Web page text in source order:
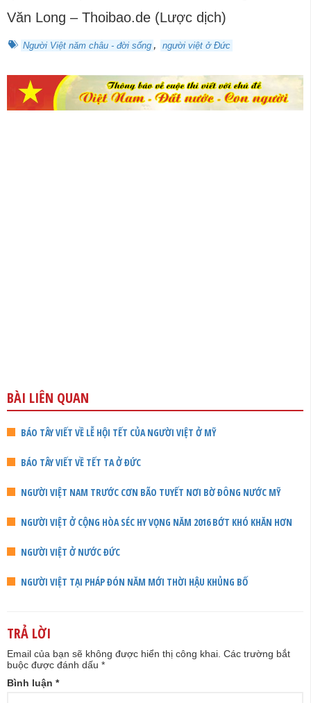
Văn Long – Thoibao.de (Lược dịch)
Người Việt năm châu - đời sống , người việt ở Đức
BÀI LIÊN QUAN
BÁO TÂY VIẾT VỀ LỄ HỘI TẾT CỦA NGƯỜI VIỆT Ở MỸ
BÁO TÂY VIẾT VỀ TẾT TA Ở ĐỨC
NGƯỜI VIỆT NAM TRƯỚC CƠN BÃO TUYẾT NƠI BỜ ĐÔNG NƯỚC MỸ
NGƯỜI VIỆT Ở CỘNG HÒA SÉC HY VỌNG NĂM 2016 BỚT KHÓ KHĂN HƠN
NGƯỜI VIỆT Ở NƯỚC ĐỨC
NGƯỜI VIỆT TẠI PHÁP ĐÓN NĂM MỚI THỜI HẬU KHỦNG BỐ
TRẢ LỜI
Email của bạn sẽ không được hiển thị công khai. Các trường bắt
buộc được đánh dấu *
Bình luận *